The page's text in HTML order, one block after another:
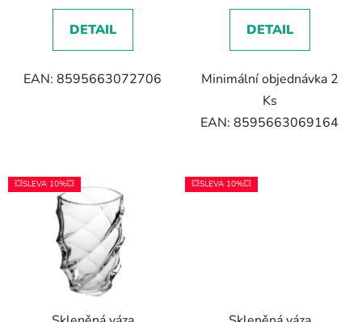
DETAIL
EAN: 8595663072706
DETAIL
Minimální objednávka 2
Ks
EAN: 8595663069164
💥SLEVA 10%💥 💥SLEVA 10%💥